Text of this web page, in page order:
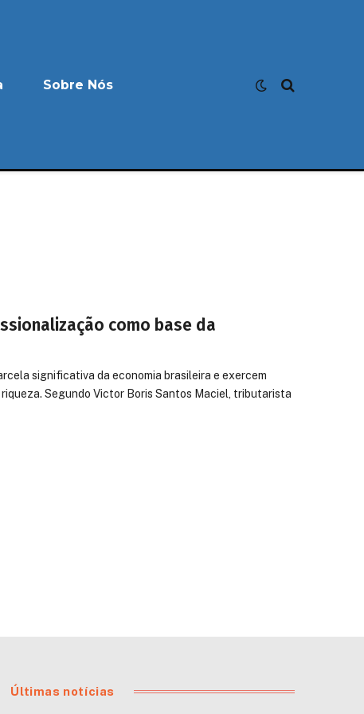
Sobre Nós
como base da
significativa da economia brasileira e exercem
Segundo Victor Boris Santos Maciel, tributarista
Últimas notícias